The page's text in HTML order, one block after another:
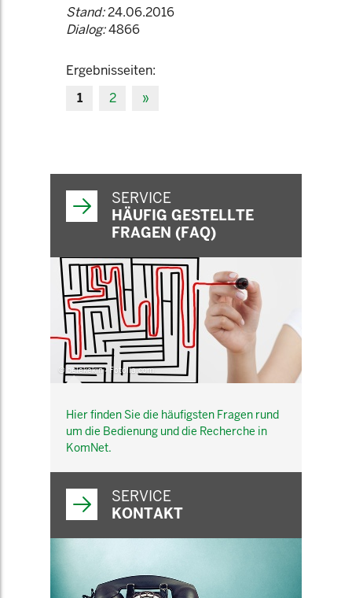
Stand:24.06.2016
Dialog:4866
Ergebnisseiten:
1
2 »
SERVICE
HÄUFIG GESTELLTE
FRAGEN (FAQ)
© belekekin - Fotolia.com
Hier finden Sie die häufigsten Fragen rund
um die Bedienung und die Recherche in
KomNet.
SERVICE
KONTAKT